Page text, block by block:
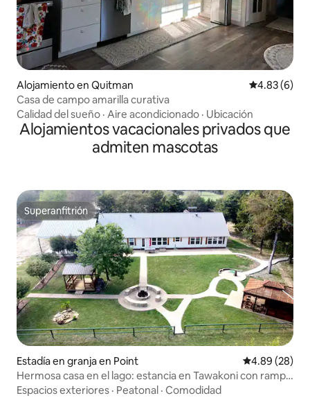
Alojamiento en Quitman Calificación
4.83 (6)
Casa de campo amarilla curativa
Calidad del sueño · Aire acondicionado · Ubicación
Alojamientos vacacionales privados que
admiten mascotas
Superanfitrión
Superanfitrión
Estadía en granja en Point Calificación
4.89 (28)
Hermosa casa en el lago: estancia en Tawakoni con rampa
para barcos
Espacios exteriores · Peatonal · Comodidad